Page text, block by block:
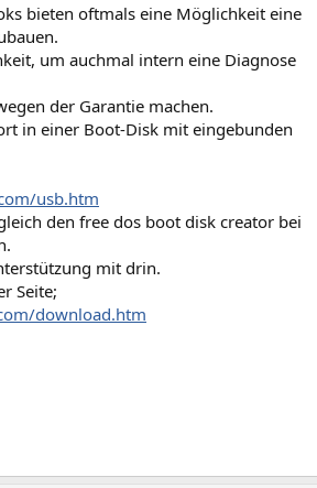
bieten oftmals eine Möglichkeit eine
um auchmal intern eine Diagnose
der Garantie machen.
in einer Boot-Disk mit eingebunden
usb.htm
den free dos boot disk creator bei
mit drin.
Seite;
download.htm